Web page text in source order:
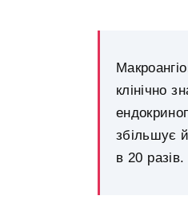
клінічно
збільшує
в 20 разів.